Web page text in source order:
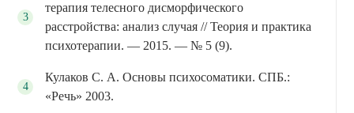
терапия телесного дисморфического
расстройства: анализ случая // Теория и практика
психотерапии. — 2015. — № 5 (9).
Кулаков С. А. Основы психосоматики. СПБ.:
«Речь» 2003.